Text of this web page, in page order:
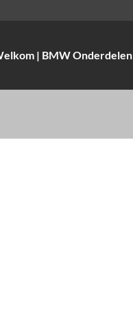
| BMW Onderdelen